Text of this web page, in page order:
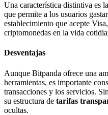
Una característica distintiva es la
que permite a los usuarios
establecimiento que acepte
criptomonedas en la vida
Desventajas
Aunque Bitpanda ofrece una
herramientas, es importante
transacciones y los servicios.
su estructura de tarifas
ocultas.